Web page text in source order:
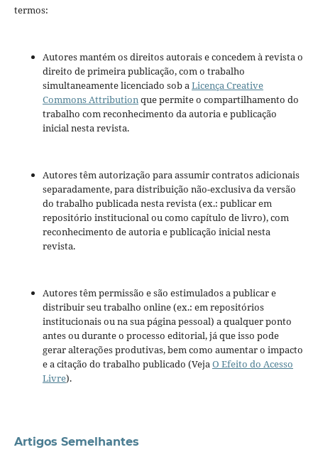
termos:
Autores mantém os direitos autorais e concedem à revista o
direito de primeira publicação, com o trabalho
simultaneamente licenciado sob a Licença Creative
Commons Attribution que permite o compartilhamento do
trabalho com reconhecimento da autoria e publicação
inicial nesta revista.
Autores têm autorização para assumir contratos adicionais
separadamente, para distribuição não-exclusiva da versão
do trabalho publicada nesta revista (ex.: publicar em
repositório institucional ou como capítulo de livro), com
reconhecimento de autoria e publicação inicial nesta
revista.
Autores têm permissão e são estimulados a publicar e
distribuir seu trabalho online (ex.: em repositórios
institucionais ou na sua página pessoal) a qualquer ponto
antes ou durante o processo editorial, já que isso pode
gerar alterações produtivas, bem como aumentar o impacto
e a citação do trabalho publicado (Veja O Efeito do Acesso
Livre).
Artigos Semelhantes